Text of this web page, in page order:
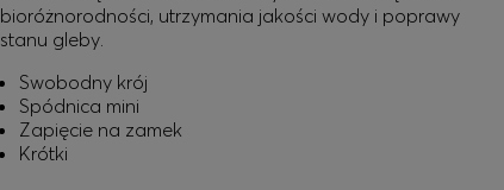
bioróżnorodności, utrzymania jakości wody i poprawy
stanu gleby.
Swobodny krój
Spódnica mini
Zapięcie na zamek
Krótki